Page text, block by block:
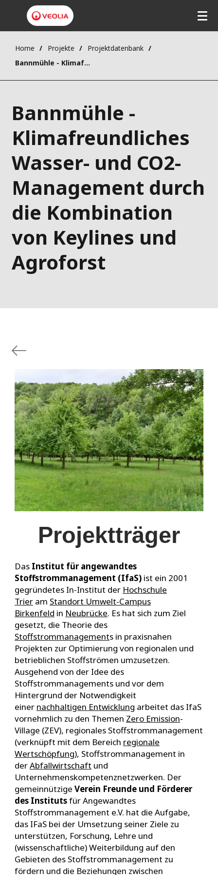
Home Projekte
Projektdatenbank
Bannmühle - Klimafreundliches Wasser- und CO2-Management durch die Kombination von Keylines und Agroforst
Bannmühle -
Klimafreundliches
Wasser- und CO2-
Management durch
die Kombination
von Keylines und
Agroforst
Projektträger
Das Institut für angewandtes
Stoffstrommanagement (IfaS) ist ein 2001
gegründetes In-Institut der Hochschule
Trier am Standort Umwelt-Campus
Birkenfeld in Neubrücke. Es hat sich zum Ziel
gesetzt, die Theorie des
Stoffstrommanagements in praxisnahen
Projekten zur Optimierung von regionalen und
betrieblichen Stoffströmen umzusetzen.
Ausgehend von der Idee des
Stoffstrommanagements und vor dem
Hintergrund der Notwendigkeit
einer nachhaltigen Entwicklung arbeitet das IfaS
vornehmlich zu den Themen Zero Emission-
Village (ZEV), regionales Stoffstrommanagement
(verknüpft mit dem Bereich regionale
Wertschöpfung), Stoffstrommanagement in
derAbfallwirtschaft und
Unternehmenskompetenznetzwerken. Der
gemeinnützige Verein Freunde und Förderer
des Institutsfür Angewandtes
Stoffstrommanagement e.V. hat die Aufgabe,
das IFaS bei der Umsetzung seiner Ziele zu
unterstützen, Forschung, Lehre und
(wissenschaftliche) Weiterbildung auf den
Gebieten des Stoffstrommanagement zu
fördern und die Beziehungen zwischen